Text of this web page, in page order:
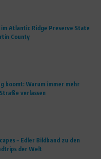
Atlantic Ridge Preserve State
County
boomt: Warum immer mehr
verlassen
– Edler Bildband zu den
der Welt